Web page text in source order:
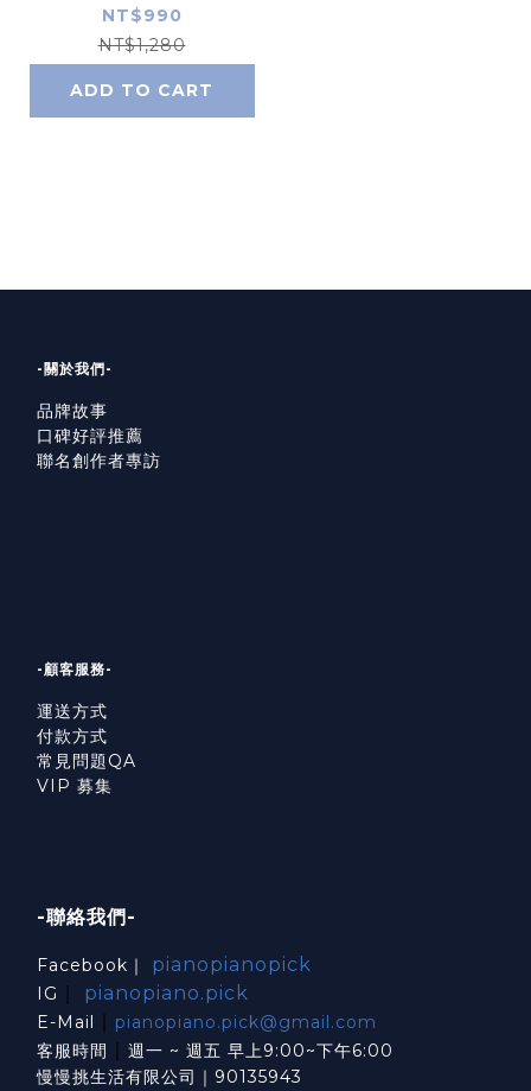
包 】迷霧藍（請記得
加購喜歡的提把或揹
帶）
NT$990
NT$1,280
ADD TO CART
-關於我們-
品牌故事
口碑好評推薦
聯名創作者專訪
-顧客服務-
運送方式
付款方式
常見問題QA
VIP 募集
-聯絡我們-
Facebook｜ pianopianopick
IG ｜ pianopiano.pick
E-Mail ｜ pianopiano.pick@gmail.com
客服時間 ｜ 週一 ~ 週五 早上9:00~下午6:00
慢慢挑生活有限公司｜90135943